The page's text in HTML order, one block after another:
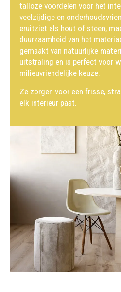
talloze voordelen voor het
veelzijdige en
eruitziet als hout of steen,
duurzaamheid van het
gemaakt van natuurlijke
uitstraling en is perfect voor
milieuvriendelijke keuze.
Ze zorgen voor een frisse,
elk interieur past.